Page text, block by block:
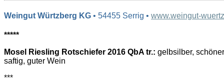
Weingut Würtzberg KG • 54455 Serrig • www.weingut-
*****
Mosel Riesling Rotschiefer 2016 QbA tr.: gelbsilber,
saftig, guter Wein
***